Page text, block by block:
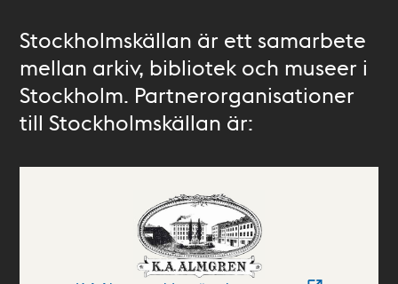
Stockholmskällan är ett samarbete
mellan arkiv, bibliotek och museer i
Stockholm. Partnerorganisationer
till Stockholmskällan är: